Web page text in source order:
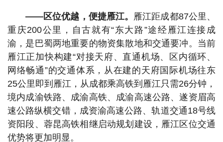
——区位优越，便捷雁江。 雁江距成都87公里、
重庆200公里，自古就有“东大路”途经雁江连接成
渝，是巴蜀两地重要的物资集散地和交通要冲。当前
雁江正加快构建“对接天府、直通机场、区内循环、
网络畅通”的交通体系，从在建的天府国际机场往东
25公里即到雁江，从成都乘高铁到雁江只需26分钟，
境内成渝铁路、成渝高铁、成渝高速公路、遂资眉高
速公路纵横交错，成资渝高速公路、轨道交通18号线
资阳段、蓉昆高铁相继启动规划建设，雁江区位交通
优势将更加明显。